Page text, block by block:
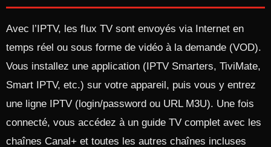
Avec l’IPTV, les flux TV sont envoyés via Internet en
temps réel ou sous forme de vidéo à la demande (VOD).
Vous installez une application (IPTV Smarters, TiviMate,
Smart IPTV, etc.) sur votre appareil, puis vous y entrez
une ligne IPTV (login/password ou URL M3U). Une fois
connecté, vous accédez à un guide TV complet avec les
chaînes Canal+ et toutes les autres chaînes incluses